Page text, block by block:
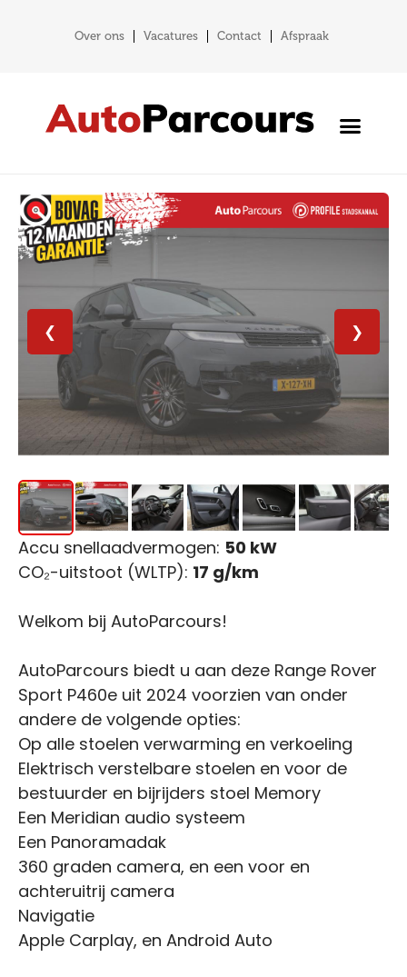
Over ons Vacatures Contact Afspraak
❮ ❯
Accu snellaadvermogen: 50 kW
CO₂-uitstoot (WLTP): 17 g/km
Welkom bij AutoParcours!
AutoParcours biedt u aan deze Range Rover
Sport P460e uit 2024 voorzien van onder
andere de volgende opties:
Op alle stoelen verwarming en verkoeling
Elektrisch verstelbare stoelen en voor de
bestuurder en bijrijders stoel Memory
Een Meridian audio systeem
Een Panoramadak
360 graden camera, en een voor en
achteruitrij camera
Navigatie
Apple Carplay, en Android Auto